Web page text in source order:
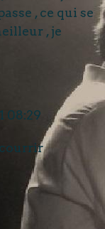
, ce qui se
, je
08:29